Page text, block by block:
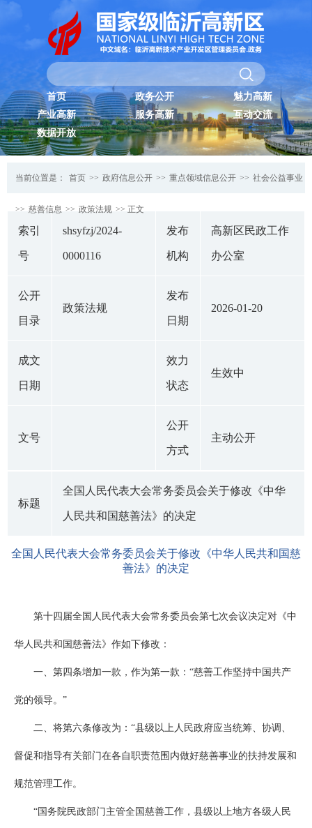
首页 政务公开
魅力高新
产业高新
服务高新
互动交流
数据开放
当前位置是： 首页 >> 政府信息公开 >> 重点领域信息公开 >> 社会公益事业
>> 慈善信息 >> 政策法规 >> 正文
索引
号
shsyfzj/2024-
0000116
发布
机构
高新区民政工作
办公室
公开
目录
政策法规
发布
日期
2026-01-20
成文
日期
效力
状态
生效中
文号
公开
方式
主动公开
标题
全国人民代表大会常务委员会关于修改《中华
人民共和国慈善法》的决定
全国人民代表大会常务委员会关于修改《中华人民共和国慈
善法》的决定
第十四届全国人民代表大会常务委员会第七次会议决定对《中
华人民共和国慈善法》作如下修改：
一、第四条增加一款，作为第一款：“慈善工作坚持中国共产
党的领导。”
二、将第六条修改为：“县级以上人民政府应当统筹、协调、
督促和指导有关部门在各自职责范围内做好慈善事业的扶持发展和
规范管理工作。
“国务院民政部门主管全国慈善工作，县级以上地方各级人民